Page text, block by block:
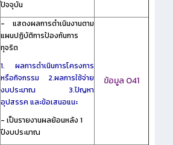
ปัจจุบัน
- แสดงผลการดำเนินงานตาม
แผนปฏิบัติการป้องกันการ
ทุจริต
1. ผลการดำเนินการโครงการ
หรือกิจกรรม 2.ผลการใช้จ่าย
งบประมาณ 3.ปัญหา
อุปสรรค และข้อเสนอแนะ
- เป็นรายงานผลย้อนหลัง 1
ปีงบประมาณ
ข้อมูล O41